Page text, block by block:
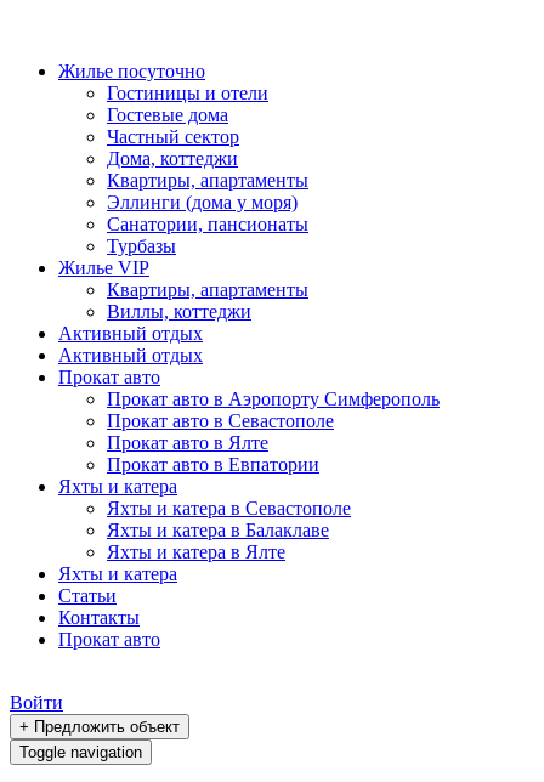
Жилье посуточно
Гостиницы и отели
Гостевые дома
Частный сектор
Дома, коттеджи
Квартиры, апартаменты
Эллинги (дома у моря)
Санатории, пансионаты
Турбазы
Жилье VIP
Квартиры, апартаменты
Виллы, коттеджи
Активный отдых
Активный отдых
Прокат авто
Прокат авто в Аэропорту Симферополь
Прокат авто в Севастополе
Прокат авто в Ялте
Прокат авто в Евпатории
Яхты и катера
Яхты и катера в Севастополе
Яхты и катера в Балаклаве
Яхты и катера в Ялте
Яхты и катера
Статьи
Контакты
Прокат авто
Войти
+ Предложить объект
Toggle navigation